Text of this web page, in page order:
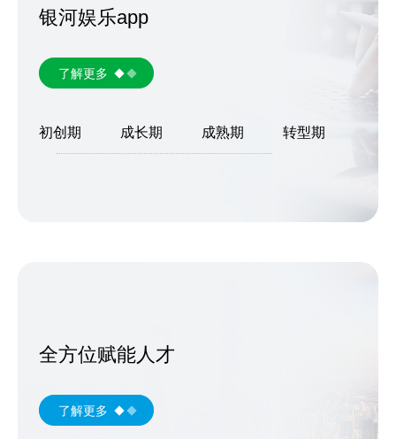
银河娱乐app
了解更多
初创期 成长期 成熟期 转型期
全方位赋能人才
了解更多